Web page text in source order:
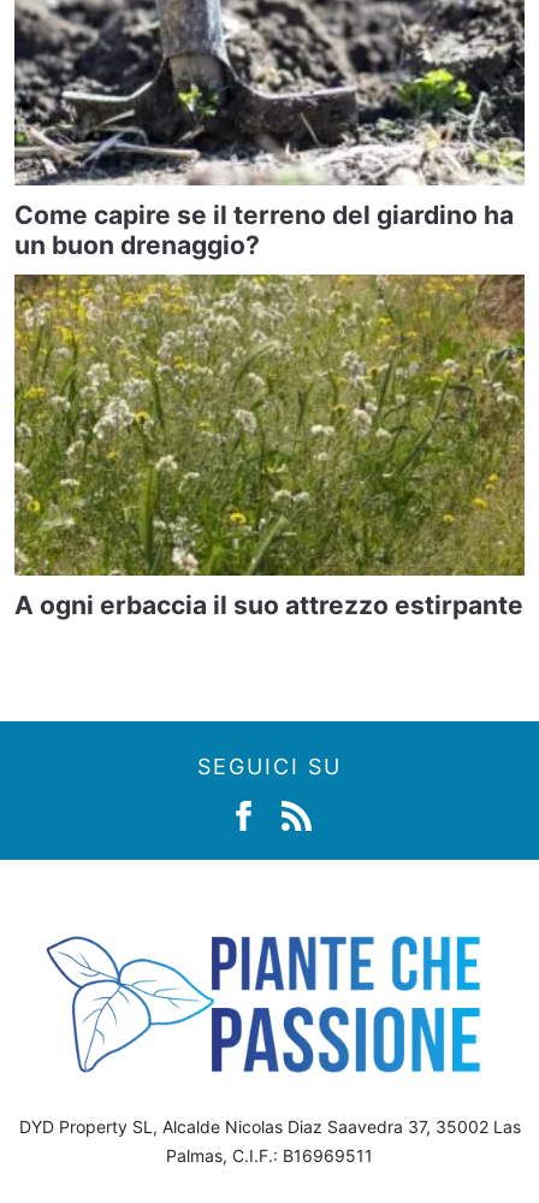
Come capire se il terreno del giardino ha
un buon drenaggio?
A ogni erbaccia il suo attrezzo estirpante
SEGUICI SU
DYD Property SL, Alcalde Nicolas Diaz Saavedra 37, 35002 Las
Palmas, C.I.F.: B16969511